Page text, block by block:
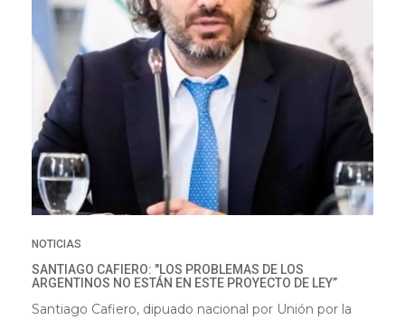
NOTICIAS
SANTIAGO CAFIERO: "LOS PROBLEMAS DE LOS
ARGENTINOS NO ESTÁN EN ESTE PROYECTO DE LEY”
Santiago Cafiero, dipuado nacional por Unión por la